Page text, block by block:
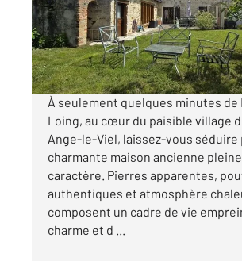
Maison à vendre
259 000 €
Visiter le site dédié
À seulement quelques minutes
Loing, au cœur du paisible village
Ange-le-Viel, laissez-vous séduire
charmante maison ancienne
caractère. Pierres apparentes,
authentiques et atmosphère
composent un cadre de vie
charme et d ...